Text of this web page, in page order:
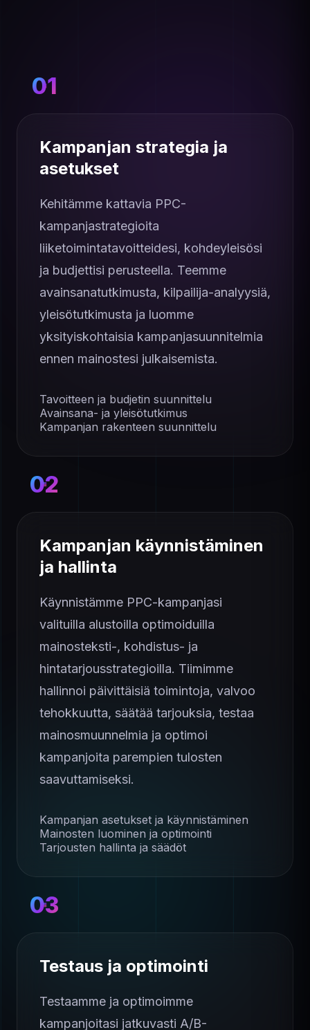
01
Kampanjan strategia ja
asetukset
Kehitämme kattavia PPC-
kampanjastrategioita
liiketoimintatavoitteidesi, kohdeyleisösi
ja budjettisi perusteella. Teemme
avainsanatutkimusta, kilpailija-analyysiä,
yleisötutkimusta ja luomme
yksityiskohtaisia ​​kampanjasuunnitelmia
ennen mainostesi julkaisemista.
Tavoitteen ja budjetin suunnittelu
Avainsana- ja yleisötutkimus
Kampanjan rakenteen suunnittelu
02
Kampanjan käynnistäminen
ja hallinta
Käynnistämme PPC-kampanjasi
valituilla alustoilla optimoiduilla
mainosteksti-, kohdistus- ja
hintatarjousstrategioilla. Tiimimme
hallinnoi päivittäisiä toimintoja, valvoo
tehokkuutta, säätää tarjouksia, testaa
mainosmuunnelmia ja optimoi
kampanjoita parempien tulosten
saavuttamiseksi.
Kampanjan asetukset ja käynnistäminen
Mainosten luominen ja optimointi
Tarjousten hallinta ja säädöt
03
Testaus ja optimointi
Testaamme ja optimoimme
kampanjoitasi jatkuvasti A/B-